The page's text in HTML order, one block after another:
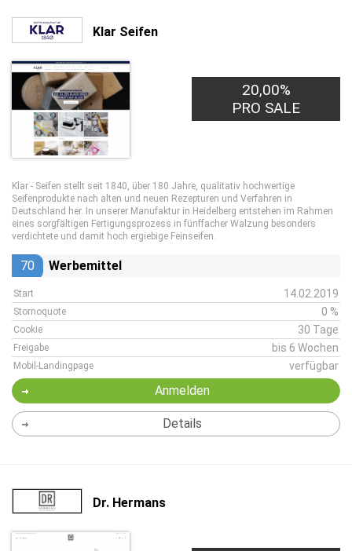
Klar Seifen
20,00%
PRO SALE
Klar - Seifen stellt seit 1840, über 180 Jahre, qualitativ hochwertige
Seifenprodukte nach alten und neuen Rezepturen und Verfahren in
Deutschland her. In unserer Manufaktur in Heidelberg entstehen im Rahmen
eines sorgfältigen Fertigungsprozess in fünffacher Walzung besonders
verdichtete und damit hoch ergiebige Feinseifen.
70 Werbemittel
Start 14.02.2019
Stornoquote 0 %
Cookie 30 Tage
Freigabe bis 6 Wochen
Mobil-Landingpage verfügbar
Anmelden
Details
Dr. Hermans